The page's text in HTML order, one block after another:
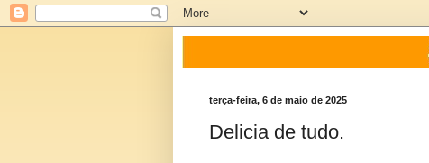
terça-feira, 6 de maio de 2025
Delicia de tudo.